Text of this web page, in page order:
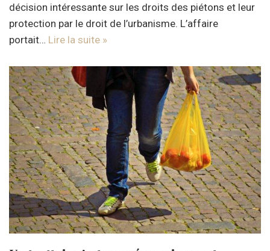
décision intéressante sur les droits des piétons et leur
protection par le droit de l’urbanisme. L’affaire
portait… Lire la suite »